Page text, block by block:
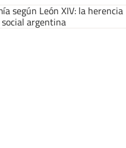
según León XIV: la herencia
argentina